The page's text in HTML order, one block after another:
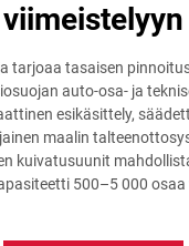
viimeistelyyn
tarjoaa tasaisen
auto-osa- ja
esikäsittely,
maalin
kuivatusuunit
500–5 000 osaa